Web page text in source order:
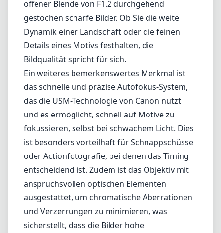
Objektiv hervorragend darin, einen deutlichen
Hintergrundunschärfe-Effekt zu erzeugen,
der Ihrem Motiv eine schöne Isolation verleiht
und Ihnen ermöglicht, in herausfordernden
Lichtsituationen zu fotografieren. Das Bokeh
des Objektivs ist weich und angenehm, was
für Porträt- und künstlerische Fotografie
entscheidend ist. Die Schärfe dieses Objektivs
ist bemerkenswert und liefert selbst bei
offener Blende von F1.2 durchgehend
gestochen scharfe Bilder. Ob Sie die weite
Dynamik einer Landschaft oder die feinen
Details eines Motivs festhalten, die
Bildqualität spricht für sich.
Ein weiteres bemerkenswertes Merkmal ist
das schnelle und präzise Autofokus-System,
das die USM-Technologie von Canon nutzt